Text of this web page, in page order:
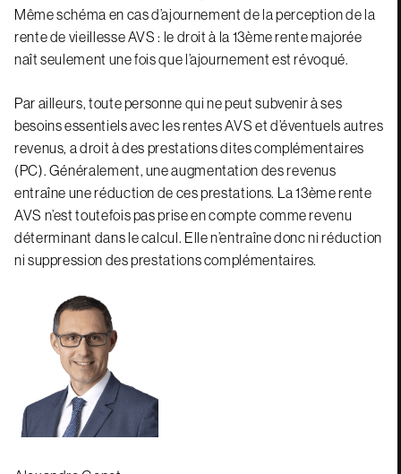
Même schéma en cas d’ajournement de la perception de la
rente de vieillesse AVS : le droit à la 13ème rente majorée
naît seulement une fois que l’ajournement est révoqué.
Par ailleurs, toute personne qui ne peut subvenir à ses
besoins essentiels avec les rentes AVS et d’éventuels autres
revenus, a droit à des prestations dites complémentaires
(PC). Généralement, une augmentation des revenus
entraîne une réduction de ces prestations. La 13ème rente
AVS n’est toutefois pas prise en compte comme revenu
déterminant dans le calcul. Elle n’entraîne donc ni réduction
ni suppression des prestations complémentaires.